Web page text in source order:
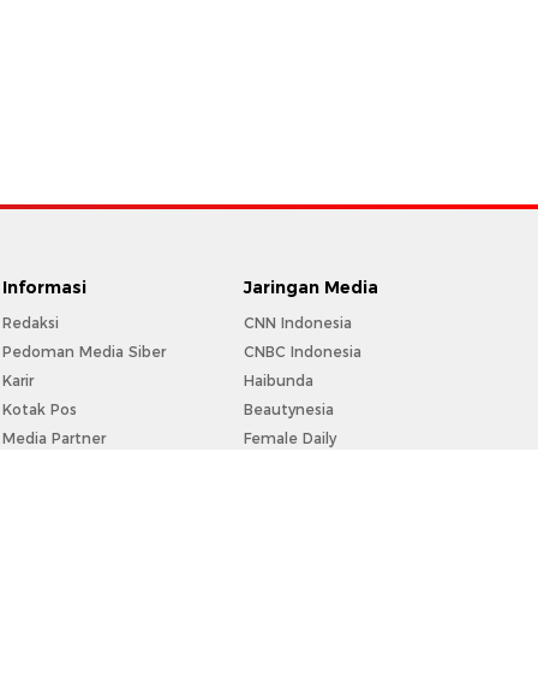
Informasi
Redaksi
Pedoman Media Siber
Karir
Kotak Pos
Media Partner
Jaringan Media
CNN Indonesia
CNBC Indonesia
Haibunda
Beautynesia
Female Daily